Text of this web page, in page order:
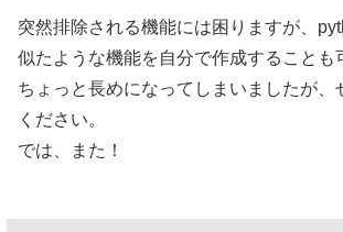
突然排除される機能には困りますが、
似たような機能を自分で作成することも
ちょっと長めになってしまいましたが、
ください。
では、また！